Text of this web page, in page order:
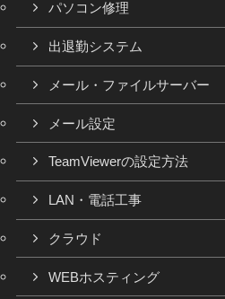
パソコン修理
出退勤システム
メール・ファイルサーバー
メール設定
TeamViewerの設定方法
LAN・電話工事
クラウド
WEBホスティング